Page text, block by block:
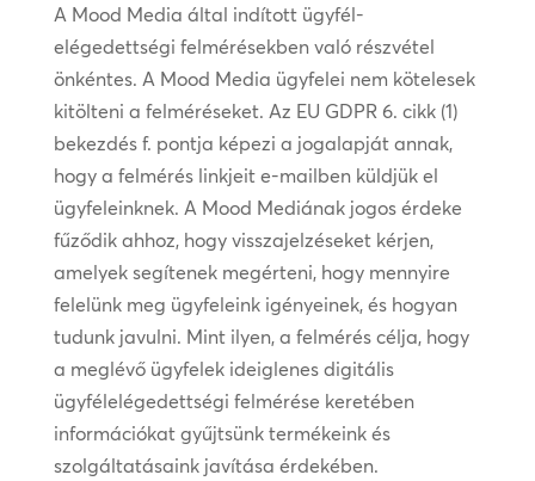
A Mood Media által indított ügyfél-
elégedettségi felmérésekben való részvétel
önkéntes. A Mood Media ügyfelei nem kötelesek
kitölteni a felméréseket. Az EU GDPR 6. cikk (1)
bekezdés f. pontja képezi a jogalapját annak,
hogy a felmérés linkjeit e-mailben küldjük el
ügyfeleinknek. A Mood Mediának jogos érdeke
fűződik ahhoz, hogy visszajelzéseket kérjen,
amelyek segítenek megérteni, hogy mennyire
felelünk meg ügyfeleink igényeinek, és hogyan
tudunk javulni. Mint ilyen, a felmérés célja, hogy
a meglévő ügyfelek ideiglenes digitális
ügyfélelégedettségi felmérése keretében
információkat gyűjtsünk termékeink és
szolgáltatásaink javítása érdekében.